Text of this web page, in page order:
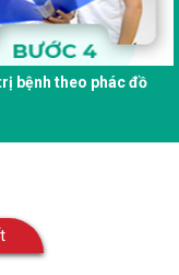
bệnh theo phác đồ